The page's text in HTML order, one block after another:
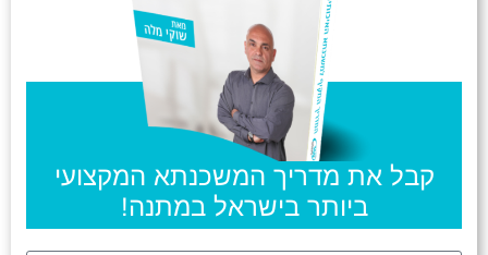
קבל את מדריך המשכנתא המקצועי
ביותר בישראל במתנה!